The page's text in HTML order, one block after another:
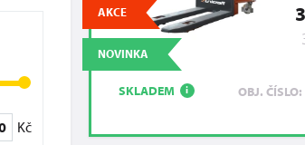
Kč
AKCE
NOVINKA
SKLADEM i OBJ.